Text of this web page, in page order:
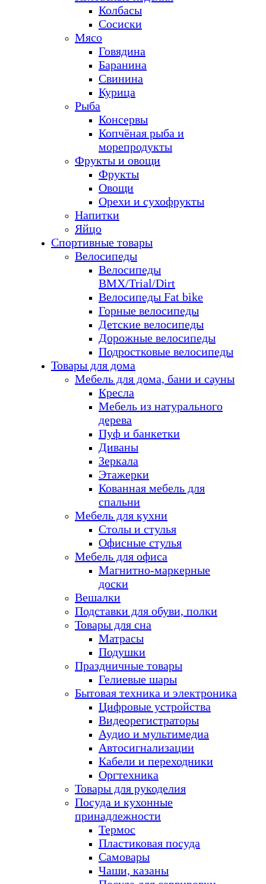
Колбасы
Сосиски
Мясо
Говядина
Баранина
Свинина
Курица
Рыба
Консервы
Копчёная рыба и
морепродукты
Фрукты и овощи
Фрукты
Овощи
Орехи и сухофрукты
Напитки
Яйцо
Спортивные товары
Велосипеды
Велосипеды
BMX/Trial/Dirt
Велосипеды Fat bike
Горные велосипеды
Детские велосипеды
Дорожные велосипеды
Подростковые велосипеды
Товары для дома
Мебель для дома, бани и сауны
Кресла
Мебель из натурального
дерева
Пуф и банкетки
Диваны
Зеркала
Этажерки
Кованная мебель для
спальни
Мебель для кухни
Столы и стулья
Офисные стулья
Мебель для офиса
Магнитно-маркерные
доски
Вешалки
Подставки для обуви, полки
Товары для сна
Матрасы
Подушки
Праздничные товары
Гелиевые шары
Бытовая техника и электроника
Цифровые устройства
Видеорегистраторы
Аудио и мультимедиа
Автосигнализации
Кабели и переходники
Оргтехника
Товары для рукоделия
Посуда и кухонные
принадлежности
Термос
Пластиковая посуда
Самовары
Чаши, казаны